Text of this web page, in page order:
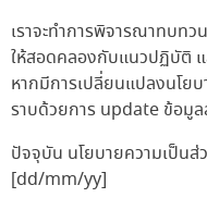
เราจะทำการพิจารณาทบทว
ให้สอดคลองกับแนวปฏิบัติ
หากมีการเปลี่ยนแปลงนโยบ
ราบด้วยการ update ข้อมูล
ปัจจุบัน นโยบายความเป็น
[dd/mm/yy]